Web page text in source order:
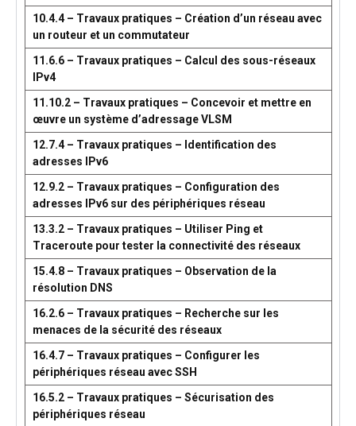
10.4.4 – Travaux pratiques – Création d’un réseau avec
un routeur et un commutateur
11.6.6 – Travaux pratiques – Calcul des sous-réseaux
IPv4
11.10.2 – Travaux pratiques – Concevoir et mettre en
œuvre un système d’adressage VLSM
12.7.4 – Travaux pratiques – Identification des
adresses IPv6
12.9.2 – Travaux pratiques – Configuration des
adresses IPv6 sur des périphériques réseau
13.3.2 – Travaux pratiques – Utiliser Ping et
Traceroute pour tester la connectivité des réseaux
15.4.8 – Travaux pratiques – Observation de la
résolution DNS
16.2.6 – Travaux pratiques – Recherche sur les
menaces de la sécurité des réseaux
16.4.7 – Travaux pratiques – Configurer les
périphériques réseau avec SSH
16.5.2 – Travaux pratiques – Sécurisation des
périphériques réseau